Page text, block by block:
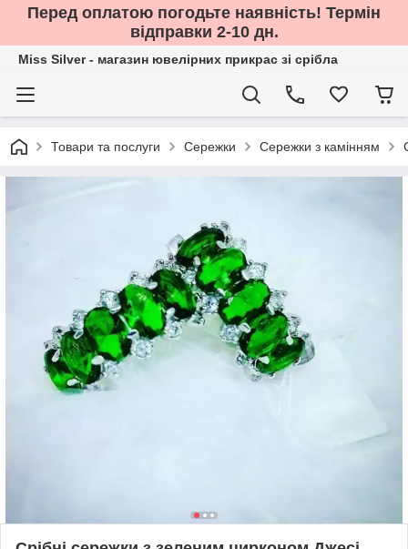
Перед оплатою погодьте наявність! Термін
відправки 2-10 дн.
Miss Silver - магазин ювелірних прикрас зі срібла
Товари та послуги Сережки Сережки з камінням